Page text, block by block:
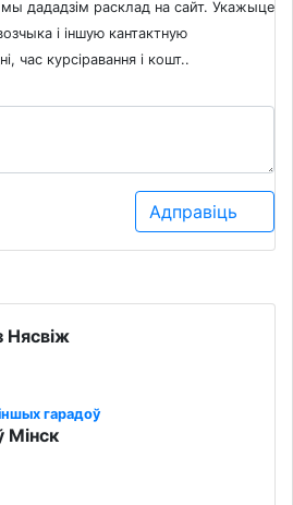
мы дададзім расклад на сайт. Укажыце
і іншую кантактную
час курсіравання і кошт..
Адправіць
Нясвіж
гарадоў
Мінск